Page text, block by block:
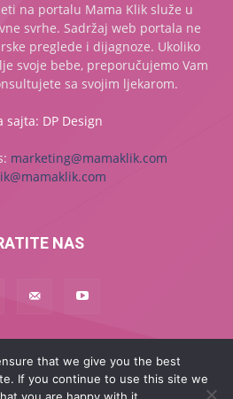
na portalu Mama Klik služe u
svrhe. Sadržaj web portala ne
preglede i dijagnoze. Ukoliko
svoje bebe, preporučujemo Vam
sa svojim ljekarom.
sajta: DP Design
marketing@mamaklik.com
NAS
Beba Dijete
Mama
MAMA PLUS
that we give you the best
If you continue to use this site we